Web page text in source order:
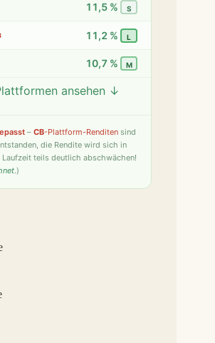
11,5 % S
11,2 % L
10,7 % M
9,8 %
9,2 % S
ansehen ↓
– CB-Plattform-Renditen sind
die Rendite wird sich in
Laufzeit teils deutlich abschwächen!
.)